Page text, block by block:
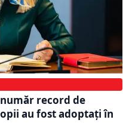
record de
au fost adoptați în